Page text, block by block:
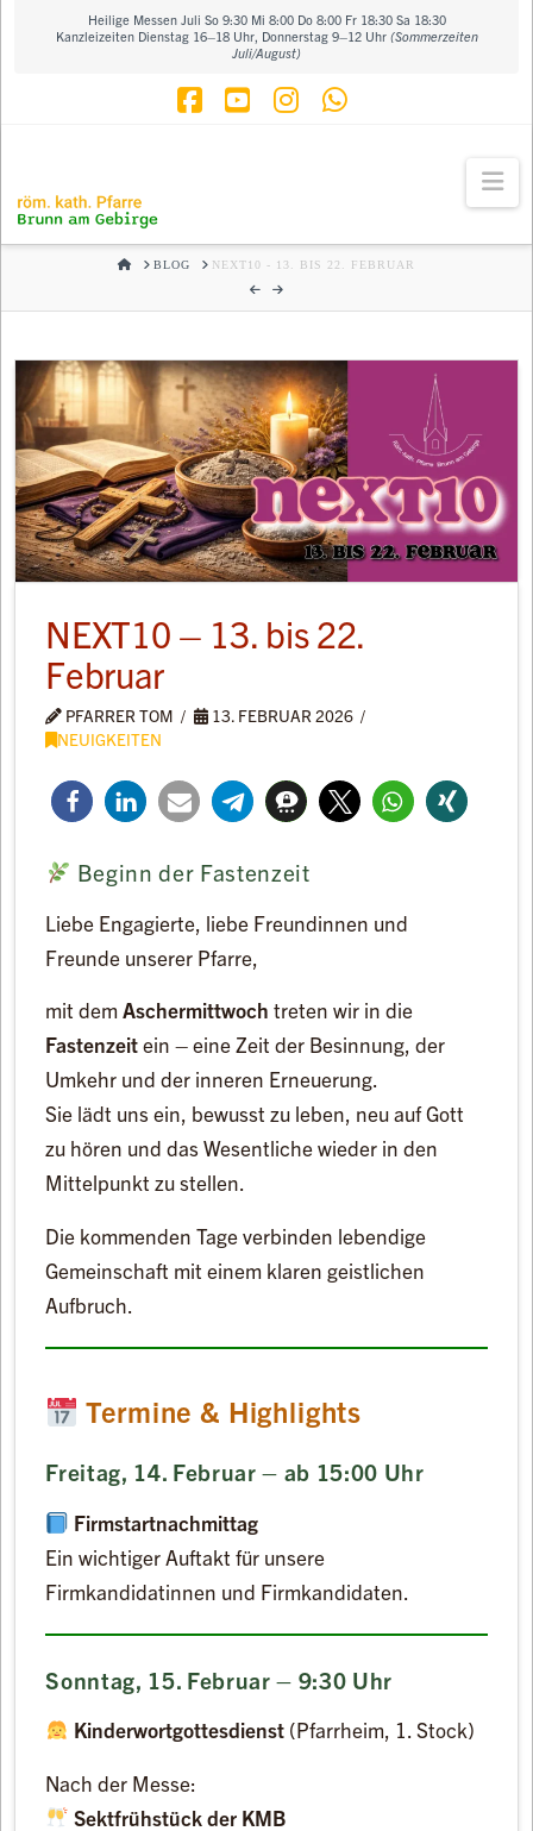
Heilige Messen Juli So 9:30 Mi 8:00 Do 8:00 Fr 18:30 Sa 18:30
Kanzleizeiten Dienstag 16–18 Uhr, Donnerstag 9–12 Uhr (Sommerzeiten
Juli/August)
HOMEBLOG NEXT10 - 13. BIS 22. FEBRUAR
NEXT10 – 13. bis 22.
Februar
PFARRER TOM
13. FEBRUAR 2026
NEUIGKEITEN
Beginn der Fastenzeit
Liebe Engagierte, liebe Freundinnen und
Freunde unserer Pfarre,
mit demAschermittwoch treten wir in die
Fastenzeitein – eine Zeit der Besinnung, der
Umkehr und der inneren Erneuerung.
Sie lädt uns ein, bewusst zu leben, neu auf Gott
zu hören und das Wesentliche wieder in den
Mittelpunkt zu stellen.
Die kommenden Tage verbinden lebendige
Gemeinschaft mit einem klaren geistlichen
Aufbruch.
Termine & Highlights
Freitag, 14. Februar – ab 15:00 Uhr
Firmstartnachmittag
Ein wichtiger Auftakt für unsere
Firmkandidatinnen und Firmkandidaten.
Sonntag, 15. Februar – 9:30 Uhr
Kinderwortgottesdienst(Pfarrheim, 1. Stock)
Nach der Messe:
Sektfrühstück der KMB